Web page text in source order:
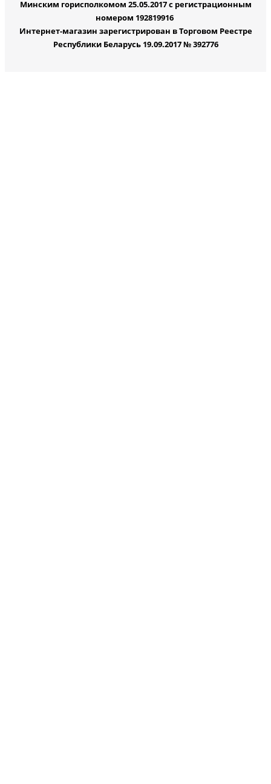
Минским горисполкомом 25.05.2017 с регистрационным
номером 192819916
Интернет-магазин зарегистрирован в Торговом Реестре
Республики Беларусь 19.09.2017 № 392776